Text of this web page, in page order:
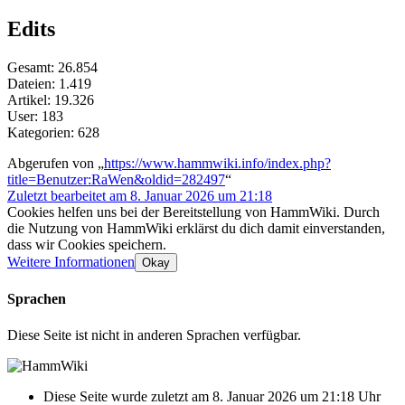
Edits
Gesamt: 26.854
Dateien: 1.419
Artikel: 19.326
User: 183
Kategorien: 628
Abgerufen von „https://www.hammwiki.info/index.php?
title=Benutzer:RaWen&oldid=282497“
Zuletzt bearbeitet am 8. Januar 2026 um 21:18
Cookies helfen uns bei der Bereitstellung von HammWiki. Durch
die Nutzung von HammWiki erklärst du dich damit einverstanden,
dass wir Cookies speichern.
Weitere Informationen Okay
Sprachen
Diese Seite ist nicht in anderen Sprachen verfügbar.
Diese Seite wurde zuletzt am 8. Januar 2026 um 21:18 Uhr